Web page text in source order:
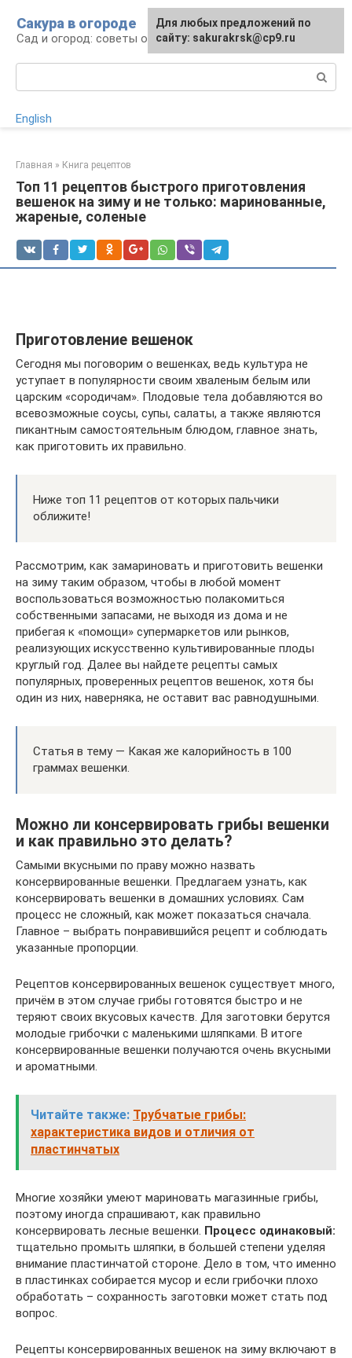
контенту
Сакура в огороде
Сад и огород: советы огородникам
English
Главная » Книга рецептов
Топ 11 рецептов быстрого приготовления
вешенок на зиму и не только: маринованные,
жареные, соленые
Приготовление вешенок
Сегодня мы поговорим о вешенках, ведь культура не
уступает в популярности своим хваленым белым или
царским «сородичам». Плодовые тела добавляются во
всевозможные соусы, супы, салаты, а также являются
пикантным самостоятельным блюдом, главное знать,
как приготовить их правильно.
Ниже топ 11 рецептов от которых пальчики
оближите!
Рассмотрим, как замариновать и приготовить вешенки
на зиму таким образом, чтобы в любой момент
воспользоваться возможностью полакомиться
собственными запасами, не выходя из дома и не
прибегая к «помощи» супермаркетов или рынков,
реализующих искусственно культивированные плоды
круглый год. Далее вы найдете рецепты самых
популярных, проверенных рецептов вешенок, хотя бы
один из них, наверняка, не оставит вас равнодушными.
Статья в тему — Какая же калорийность в 100
граммах вешенки.
Можно ли консервировать грибы вешенки
и как правильно это делать?
Самыми вкусными по праву можно назвать
консервированные вешенки. Предлагаем узнать, как
консервировать вешенки в домашних условиях. Сам
процесс не сложный, как может показаться сначала.
Главное – выбрать понравившийся рецепт и соблюдать
указанные пропорции.
Рецептов консервированных вешенок существует много,
причём в этом случае грибы готовятся быстро и не
теряют своих вкусовых качеств. Для заготовки берутся
молодые грибочки с маленькими шляпками. В итоге
консервированные вешенки получаются очень вкусными
и ароматными.
Читайте также: Трубчатые грибы:
характеристика видов и отличия от
пластинчатых
Многие хозяйки умеют мариновать магазинные грибы,
поэтому иногда спрашивают, как правильно
консервировать лесные вешенки. Процесс одинаковый:
тщательно промыть шляпки, в большей степени уделяя
внимание пластинчатой стороне. Дело в том, что именно
в пластинках собирается мусор и если грибочки плохо
обработать – сохранность заготовки может стать под
вопрос.
Рецепты консервированных вешенок на зиму включают в
Для любых предложений по
сайту: sakurakrsk@cp9.ru